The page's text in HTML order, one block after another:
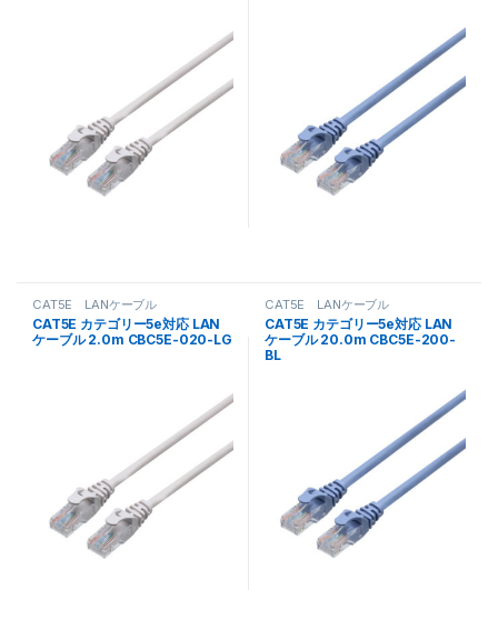
CAT5E LANケーブル
CAT5E カテゴリー5e対応 LAN
ケーブル 2.0m CBC5E-020-LG
CAT5E LANケーブル
CAT5E カテゴリー5e対応 LAN
ケーブル 20.0m CBC5E-200-
BL